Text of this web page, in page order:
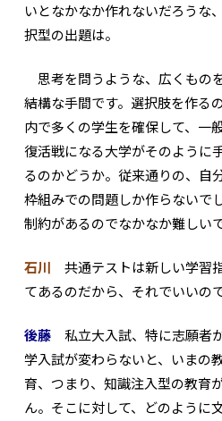
いとなかなか作れないだろうな
択型の出題は。
思考を問うような、広くもの
結構な手間です。選択肢を作る
内で多くの学生を確保して、一
復活戦になる大学がそのように
るのかどうか。従来通りの、自
枠組みでの問題しか作らないで
制約があるのでなかなか難しいで
石川 共通テストは新しい学習
てあるのだから、それでいいの
後藤 私立大入試、特に志願者
学入試が変わらないと、いまの
育、つまり、知識注入型の教育
ん。そこに対して、どのように